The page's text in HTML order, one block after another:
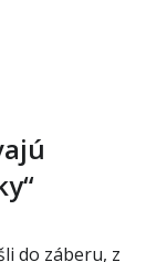
do záberu, z